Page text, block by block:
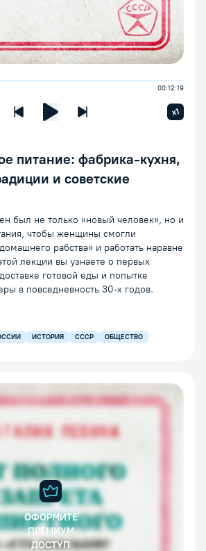
00:12:19
Предыдущая лекцияСледующая лекция
x1
питание: фабрика-кухня,
и советские
был не только «новый человек», но и
чтобы женщины смогли
рабства» и работать наравне
лекции вы узнаете о первых
готовой еды и попытке
в повседневность 30-х годов.
ИСТОРИЯ СССР ОБЩЕСТВО
ОФОРМИТЕ
ПРЕМИУМ
ДОСТУП